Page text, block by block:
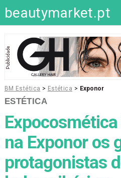
beautymarket.pt
BM Estética > Estética > Exponor
ESTÉTICA
na Exponor os
protagonistas